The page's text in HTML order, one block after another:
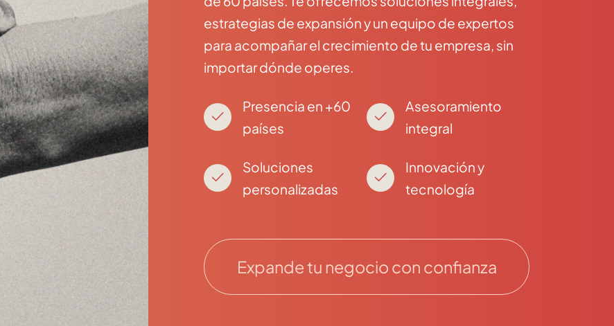
estrategias de expansión y un equipo de expertos
para acompañar el crecimiento de tu empresa, sin
importar dónde operes.
Presencia en +60
países
Soluciones
personalizadas
Asesoramiento
integral
Innovación y
tecnología
Expande tu negocio con confianza